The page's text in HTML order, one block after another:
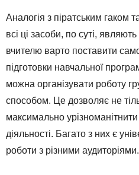
Аналогія з піратським гаком
всі ці засоби, по суті,
вчителю варто поставити
підготовки навчальної
можна організувати роботу
способом. Це дозволяє не
максимально
діяльності. Багато з них є
роботи з різними аудиторіями.